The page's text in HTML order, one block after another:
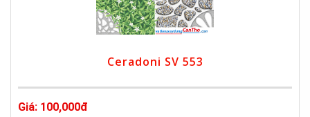
Ceradoni SV 553
Giá: 100,000đ